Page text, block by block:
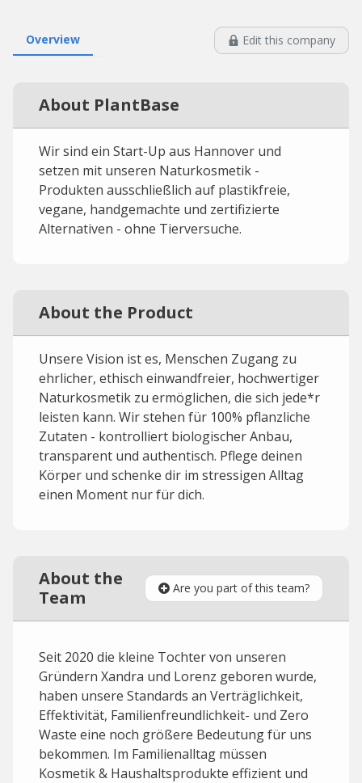
Overview Edit this company
About PlantBase
Wir sind ein Start-Up aus Hannover und
setzen mit unseren Naturkosmetik -
Produkten ausschließlich auf plastikfreie,
vegane, handgemachte und zertifizierte
Alternativen - ohne Tierversuche.
About the Product
Unsere Vision ist es, Menschen Zugang zu
ehrlicher, ethisch einwandfreier, hochwertiger
Naturkosmetik zu ermöglichen, die sich jede*r
leisten kann. Wir stehen für 100% pflanzliche
Zutaten - kontrolliert biologischer Anbau,
transparent und authentisch. Pflege deinen
Körper und schenke dir im stressigen Alltag
einen Moment nur für dich.
About the
Team
Are you part of this team?
Seit 2020 die kleine Tochter von unseren
Gründern Xandra und Lorenz geboren wurde,
haben unsere Standards an Verträglichkeit,
Effektivität, Familienfreundlichkeit- und Zero
Waste eine noch größere Bedeutung für uns
bekommen. Im Familienalltag müssen
Kosmetik & Haushaltsprodukte effizient und